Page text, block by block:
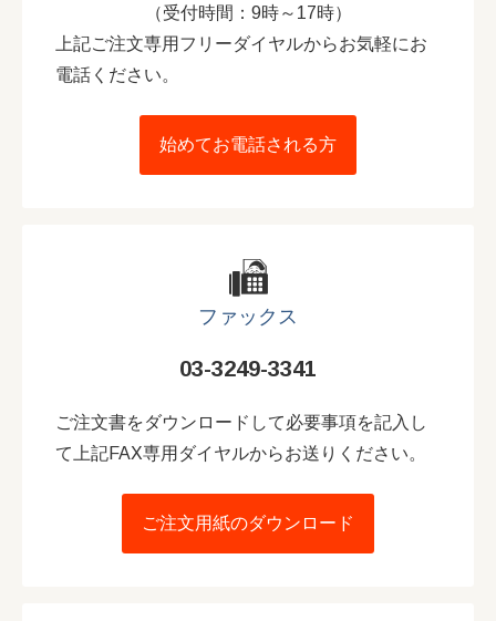
（受付時間：9時～17時）
上記ご注文専用フリーダイヤルからお気軽にお
電話ください。
始めてお電話される方
ファックス
03-3249-3341
ご注文書をダウンロードして必要事項を記入し
て上記FAX専用ダイヤルからお送りください。
ご注文用紙のダウンロード